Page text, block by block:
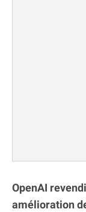
OpenAI
amélioration